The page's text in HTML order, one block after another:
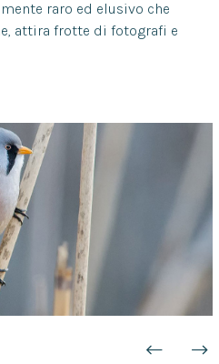
raro ed elusivo che
attira frotte di fotografi e